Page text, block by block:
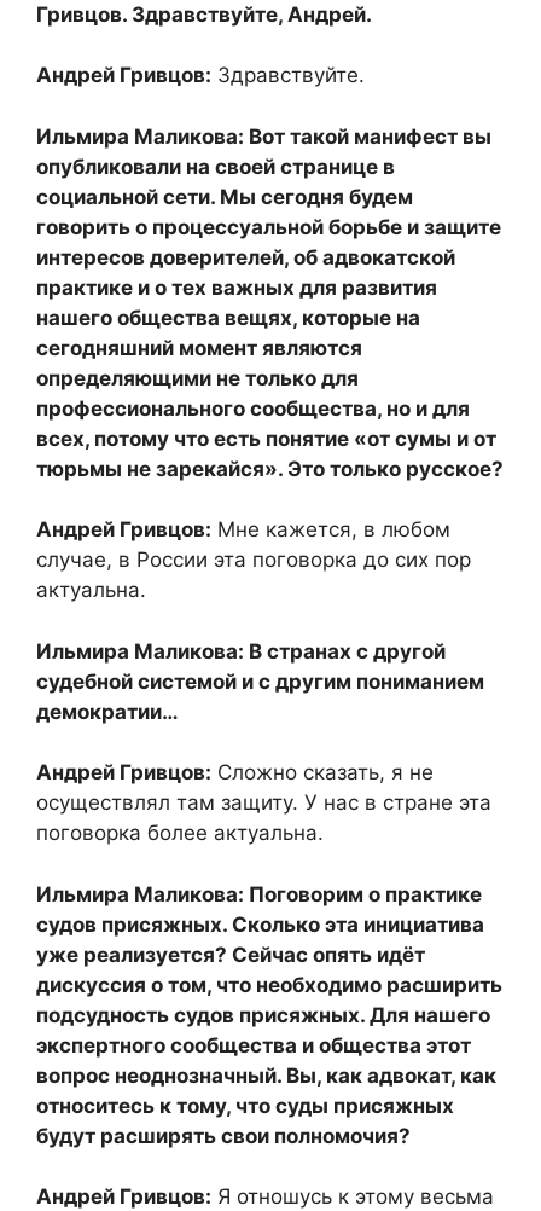
Гривцов. Здравствуйте, Андрей.
Андрей Гривцов: Здравствуйте.
Ильмира Маликова: Вот такой манифест вы
опубликовали на своей странице в
социальной сети. Мы сегодня будем
говорить о процессуальной борьбе и защите
интересов доверителей, об адвокатской
практике и о тех важных для развития
нашего общества вещях, которые на
сегодняшний момент являются
определяющими не только для
профессионального сообщества, но и для
всех, потому что есть понятие «от сумы и от
тюрьмы не зарекайся». Это только русское?
Андрей Гривцов: Мне кажется, в любом
случае, в России эта поговорка до сих пор
актуальна.
Ильмира Маликова: В странах с другой
судебной системой и с другим пониманием
демократии…
Андрей Гривцов: Сложно сказать, я не
осуществлял там защиту. У нас в стране эта
поговорка более актуальна.
Ильмира Маликова: Поговорим о практике
судов присяжных. Сколько эта инициатива
уже реализуется? Сейчас опять идёт
дискуссия о том, что необходимо расширить
подсудность судов присяжных. Для нашего
экспертного сообщества и общества этот
вопрос неоднозначный. Вы, как адвокат, как
относитесь к тому, что суды присяжных
будут расширять свои полномочия?
Андрей Гривцов: Я отношусь к этому весьма